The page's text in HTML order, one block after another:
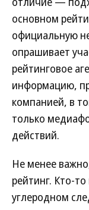
основном
официальную
опрашивает
рейтинговое
информацию,
компанией, в
только
действий.
Не менее
рейтинг. Кто-
углеродном